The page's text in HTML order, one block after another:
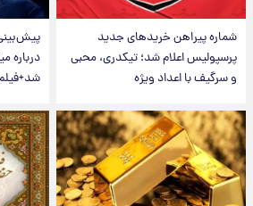
شماره پیراهن خریدهای جدید
پرسپولیس اعلام شد؛ تیکدری، محبی
و سرگیف با اعداد ویژه
درباره